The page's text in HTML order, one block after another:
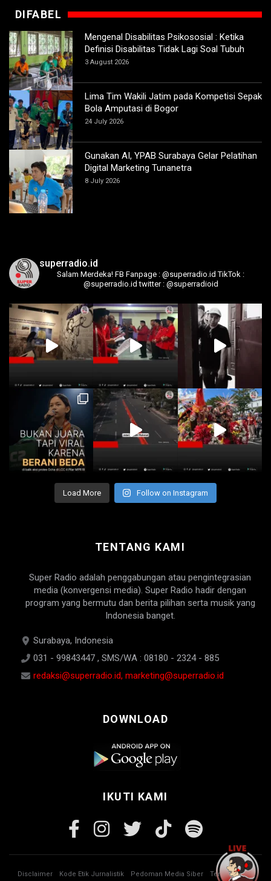
DIFABEL
Mengenal Disabilitas Psikososial : Ketika
Definisi Disabilitas Tidak Lagi Soal Tubuh
3 August 2026
Lima Tim Wakili Jatim pada Kompetisi Sepak
Bola Amputasi di Bogor
24 July 2026
Gunakan AI, YPAB Surabaya Gelar Pelatihan
Digital Marketing Tunanetra
8 July 2026
superradio.id
Salam Merdeka! FB Fanpage : @superradio.id TikTok :
@superradio.id twitter : @superradioid
Load More Follow on Instagram
TENTANG KAMI
Super Radio adalah penggabungan atau pengintegrasian
media (konvergensi media). Super Radio hadir dengan
program yang bermutu dan berita pilihan serta musik yang
Indonesia banget.
Surabaya, Indonesia
031 - 99843447 , SMS/WA : 08180 - 2324 - 885
redaksi@superradio.id, marketing@superradio.id
DOWNLOAD
IKUTI KAMI
Disclaimer Kode Etik Jurnalistik Pedoman Media Siber Tentang Kami